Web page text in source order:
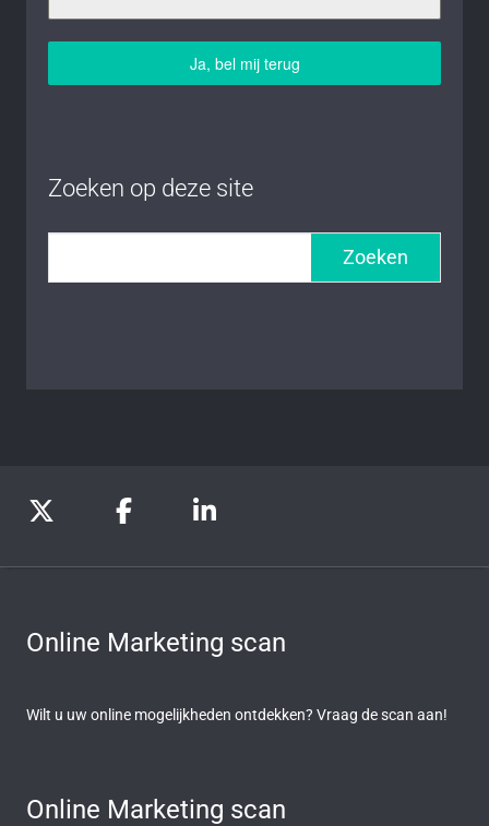
Ja, bel mij terug
Zoeken op deze site
Zoeken
Online Marketing scan
Wilt u uw online mogelijkheden ontdekken? Vraag de scan aan!
Online Marketing scan